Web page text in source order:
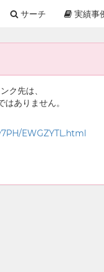
サーチ 実績事
ク先は、
ありません。
EWGZYTL.html